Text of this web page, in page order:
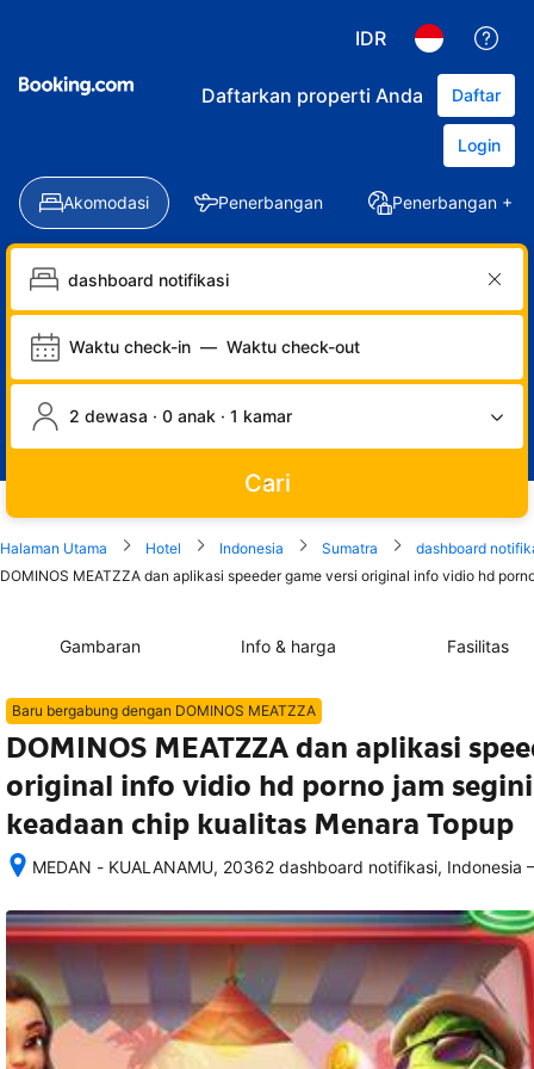
IDR
Daftarkan properti Anda Daftar
Login
Akomodasi Penerbangan Penerbangan +
Waktu check-in — Waktu check-out
2 dewasa · 0 anak · 1 kamar
Cari
Halaman Utama Hotel Indonesia Sumatra
dashboard
DOMINOS MEATZZA dan aplikasi speeder game versi original info vidio hd
Gambaran Info & harga Fasilitas
Baru bergabung dengan DOMINOS MEATZZA
DOMINOS MEATZZA dan aplikasi
original info vidio hd porno jam
keadaan chip kualitas Menara Topup
MEDAN - KUALANAMU, 20362 dashboard notifikasi, Indonesia
memesan,
semua
rincian
akomodasi
termasuk
nomor
telepon
–